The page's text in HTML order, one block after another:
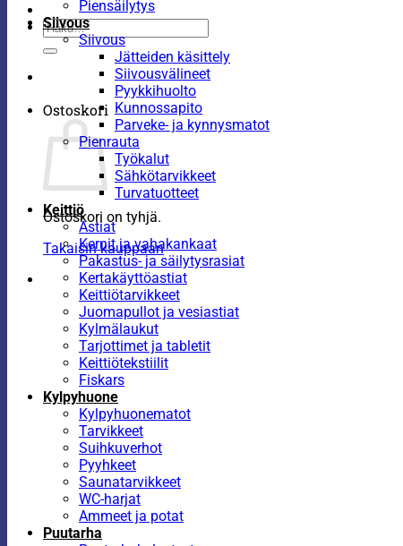
Etsi:
Ostoskori
Ostoskori on tyhjä.
Takaisin kauppaan
Piensäilytys
Siivous
Siivous
Jätteiden käsittely
Siivousvälineet
Pyykkihuolto
Kunnossapito
Parveke- ja kynnysmatot
Pienrauta
Työkalut
Sähkötarvikkeet
Turvatuotteet
Keittiö
Astiat
Kernit ja vahakankaat
Pakastus- ja säilytysrasiat
Kertakäyttöastiat
Keittiötarvikkeet
Juomapullot ja vesiastiat
Kylmälaukut
Tarjottimet ja tabletit
Keittiötekstiilit
Fiskars
Kylpyhuone
Kylpyhuonematot
Tarvikkeet
Suihkuverhot
Pyyhkeet
Saunatarvikkeet
WC-harjat
Ammeet ja potat
Puutarha